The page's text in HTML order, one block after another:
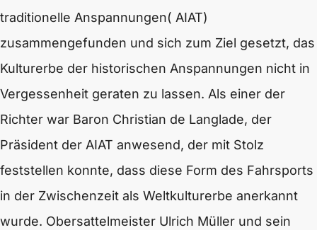
traditionelle Anspannungen( AIAT)
zusammengefunden und sich zum Ziel gesetzt, das
Kulturerbe der historischen Anspannungen nicht in
Vergessenheit geraten zu lassen. Als einer der
Richter war Baron Christian de Langlade, der
Präsident der AIAT anwesend, der mit Stolz
feststellen konnte, dass diese Form des Fahrsports
in der Zwischenzeit als Weltkulturerbe anerkannt
wurde. Obersattelmeister Ulrich Müller und sein